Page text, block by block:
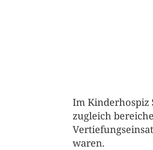
Im Kinderhospiz
zugleich
waren.